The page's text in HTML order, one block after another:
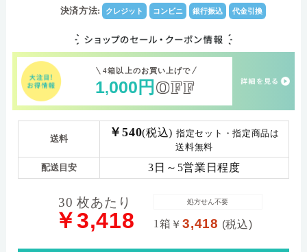
決済方法: クレジット コンビニ 銀行振込 代金引換
4箱以上のお買い上げで
1,000 円 OFF
送料 ￥540(税込) 指定セット・指定商品は
送料無料
配送目安 3日～5営業日程度
30 枚あたり
￥3,418 1箱 ￥3,418 (税込)
処方せん不要